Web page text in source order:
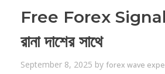
Free Forex Signal
রানা দাশের সাথে
September 8, 2025 by forex wave